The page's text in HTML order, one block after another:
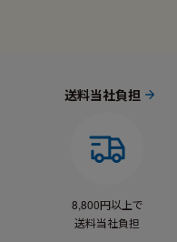
送料当社負担
8,800円以上で
送料当社負担